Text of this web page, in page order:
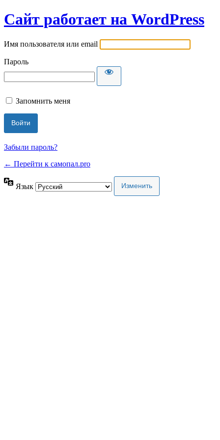
Сайт работает на WordPress
Имя пользователя или email
Пароль
Запомнить меня
Забыли пароль?
← Перейти к самопал.pro
Язык